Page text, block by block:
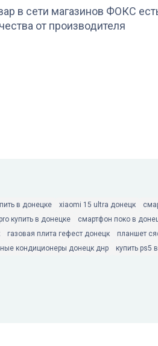
в сети магазинов ФОКС
от производителя
в донецке xiaomi 15 ultra донецк
купить в донецке смартфон поко в
газовая плита гефест донецк планшет
кондиционеры донецк днр купить ps5